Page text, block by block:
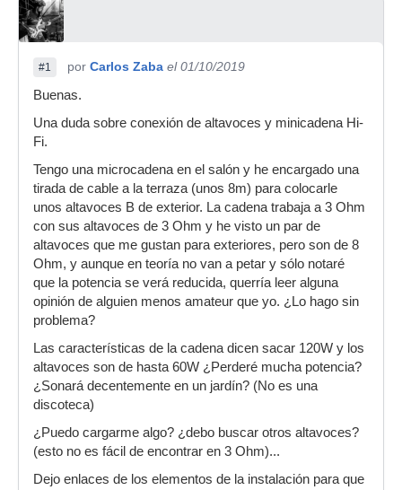
#1 por Carlos Zaba el 01/10/2019
Buenas.
Una duda sobre conexión de altavoces y minicadena Hi-
Fi.
Tengo una microcadena en el salón y he encargado una
tirada de cable a la terraza (unos 8m) para colocarle
unos altavoces B de exterior. La cadena trabaja a 3 Ohm
con sus altavoces de 3 Ohm y he visto un par de
altavoces que me gustan para exteriores, pero son de 8
Ohm, y aunque en teoría no van a petar y sólo notaré
que la potencia se verá reducida, querría leer alguna
opinión de alguien menos amateur que yo. ¿Lo hago sin
problema?
Las características de la cadena dicen sacar 120W y los
altavoces son de hasta 60W ¿Perderé mucha potencia?
¿Sonará decentemente en un jardín? (No es una
discoteca)
¿Puedo cargarme algo? ¿debo buscar otros altavoces?
(esto no es fácil de encontrar en 3 Ohm)...
Dejo enlaces de los elementos de la instalación para que